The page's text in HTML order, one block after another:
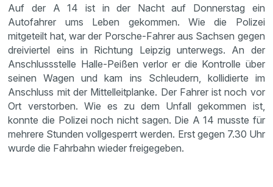
Auf der A 14 ist in der Nacht auf Donnerstag ein
Autofahrer ums Leben gekommen. Wie die Polizei
mitgeteilt hat, war der Porsche-Fahrer aus Sachsen gegen
dreiviertel eins in Richtung Leipzig unterwegs. An der
Anschlussstelle Halle-Peißen verlor er die Kontrolle über
seinen Wagen und kam ins Schleudern, kollidierte im
Anschluss mit der Mittelleitplanke. Der Fahrer ist noch vor
Ort verstorben. Wie es zu dem Unfall gekommen ist,
konnte die Polizei noch nicht sagen. Die A 14 musste für
mehrere Stunden vollgesperrt werden. Erst gegen 7.30 Uhr
wurde die Fahrbahn wieder freigegeben.